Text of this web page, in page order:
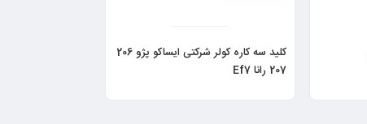
کلید سه کاره کولر شرکتی ایساکو پژو 206
207 رانا Ef7